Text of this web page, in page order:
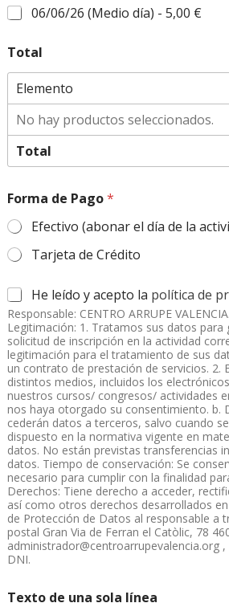
06/06/26 (Medio día) - 5,00 €
Total
Elemento
No hay productos seleccionados.
Total
Forma de Pago*
Efectivo (abonar el día de la
Tarjeta de Crédito
A
c
u
e
r
d
o
R
G
P
D
*
He leído y acepto la política de
Responsable: CENTRO ARRUPE
Legitimación: 1. Tratamos sus datos
solicitud de inscripción en la actividad
legitimación para el tratamiento de sus
un contrato de prestación de servicios. 2.
distintos medios, incluidos los
nuestros cursos/ congresos/ actividades
nos haya otorgado su consentimiento. b.
cederán datos a terceros, salvo cuando
dispuesto en la normativa vigente en
datos. No están previstas transferencias
datos. Tiempo de conservación: Se
necesario para cumplir con la finalidad
Derechos: Tiene derecho a acceder,
así como otros derechos desarrollados
de Protección de Datos al responsable a
postal Gran Via de Ferran el Catòlic, 78
administrador@centroarrupevalencia.org ,
DNI.
Texto de una sola línea